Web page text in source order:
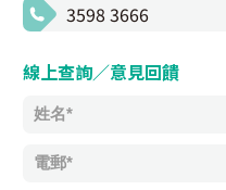
3598 3666
線上查詢／意見回饋